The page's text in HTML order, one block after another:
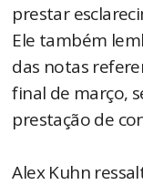
prestar
Ele também
das notas
final de março,
prestação de
Alex Kuhn